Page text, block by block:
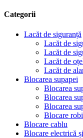
Categorii
Lacăt de siguranță
Lacăt de
Lacăt de
Lacăt de
Lacăt de
Blocarea supapei
Blocarea
Blocarea
Blocarea
Blocare
Blocare cablu
Blocare electrică